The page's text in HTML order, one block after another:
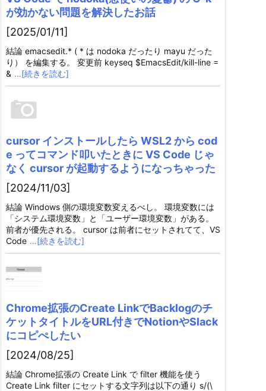
が効かない問題を解決したお話
[2025/01/11]
結論 emacsedit.* ( * は nodoka だったり mayu だった
り） を編集する。 変更前 keyseq $EmacsEdit/kill-line =
& …[続きを読む]
cursor インストールしたら WSL2 から cod
e ってコマンド叩いたときに VS Code じゃ
なく cursor が起動するようになっちゃった
[2024/11/03]
結論 Windows 側の環境変数変えるべし。 環境変数には
「システム環境変数」と「ユーザー環境変数」がある。
前者が優先される。 cursor は前者にセットされてて、VS
Code …[続きを読む]
Chrome拡張のCreate LinkでBacklogのチ
ケットタイトルをURL付きでNotionやSlack
にコピぺしたい
[2024/08/25]
結論 Chrome拡張の Create Link で filter 機能を使う
Create Link filter にセットする文字列は以下の通り s/(\